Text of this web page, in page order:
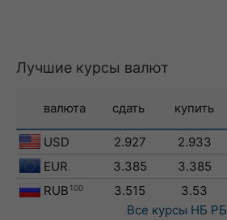
Лучшие курсы валют
валюта сдать купить
USD 2.927 2.933
EUR
3.385 3.385
RUB 100 3.515 3.53
Все курсы НБ РБ